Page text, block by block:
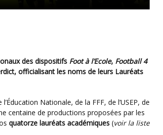
des dispositifs Foot à l’Ecole, Football 4
officialisant les noms de leurs Lauréats
centaine de productions proposées par les
quatorze lauréats académiques (voir la liste